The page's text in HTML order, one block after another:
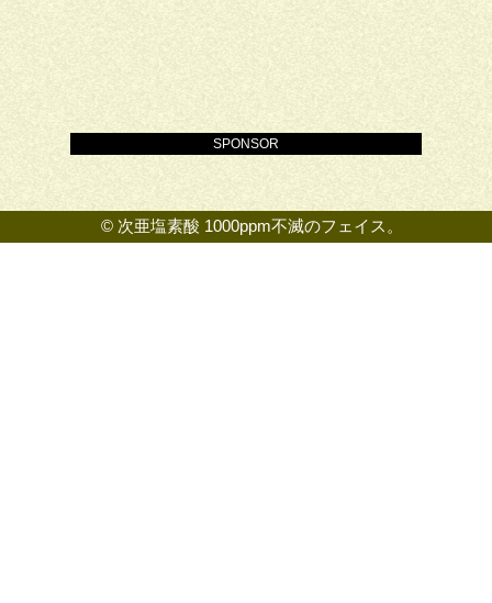
© 次亜塩素酸 1000ppm不滅のフェイス。
SPONSOR